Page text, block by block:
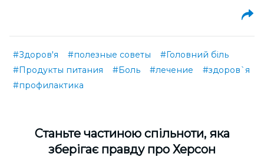
#Здоров'я #полезные советы
#Головний біль
#Продукты питания
#Боль #лечение
#здоров`я
#профилактика
Cтаньте частиною спільноти, яка
зберігає правду про Херсон